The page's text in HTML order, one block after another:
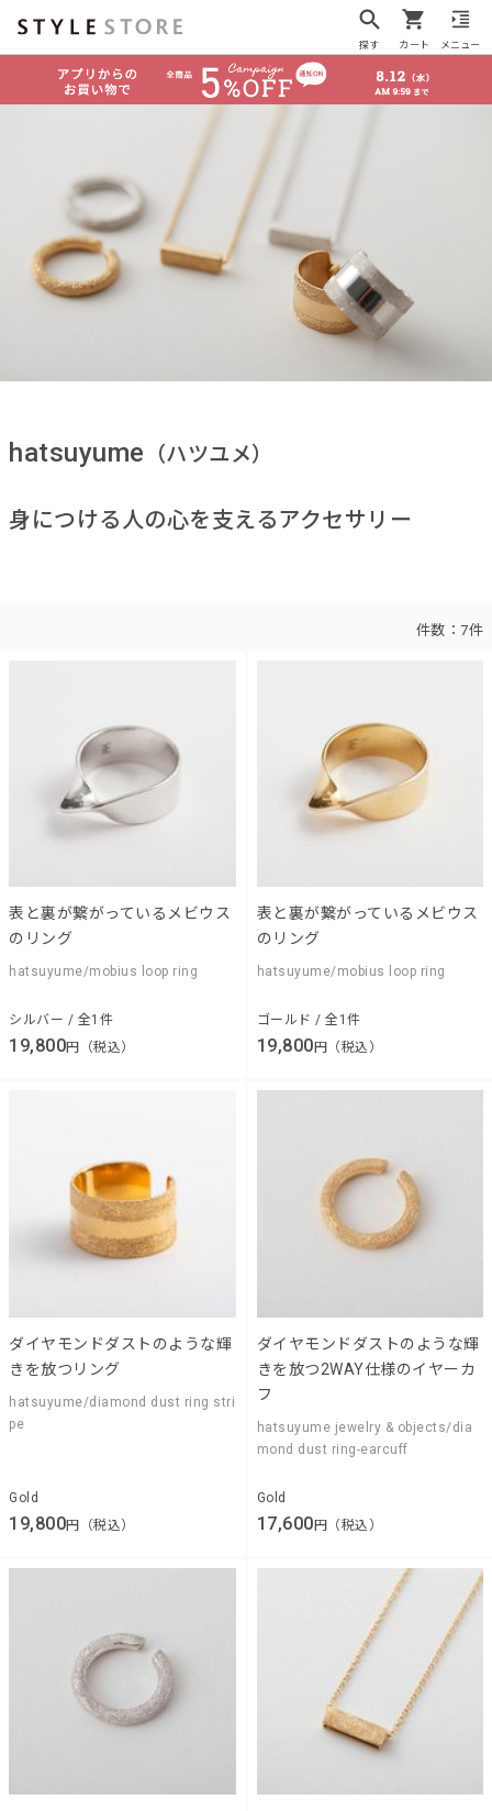
探す カート メニュー
hatsuyume （ハツユメ）
身につける人の心を支えるアクセサリー
件数： 7件
表と裏が繋がっているメビウス
のリング
hatsuyume/mobius loop ring
シルバー / 全1件
19,800円（税込）
表と裏が繋がっているメビウス
のリング
hatsuyume/mobius loop ring
ゴールド / 全1件
19,800 円（税込）
ダイヤモンドダストのような輝
きを放つリング
hatsuyume/diamond dust ring stri
pe
Gold
19,800円（税込）
ダイヤモンドダストのような輝
きを放つ2WAY仕様のイヤーカ
フ
hatsuyume jewelry & objects/dia
mond dust ring-earcuff
Gold
17,600円（税込）